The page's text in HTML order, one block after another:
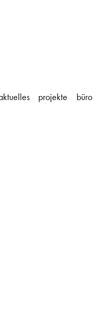
projekte büro